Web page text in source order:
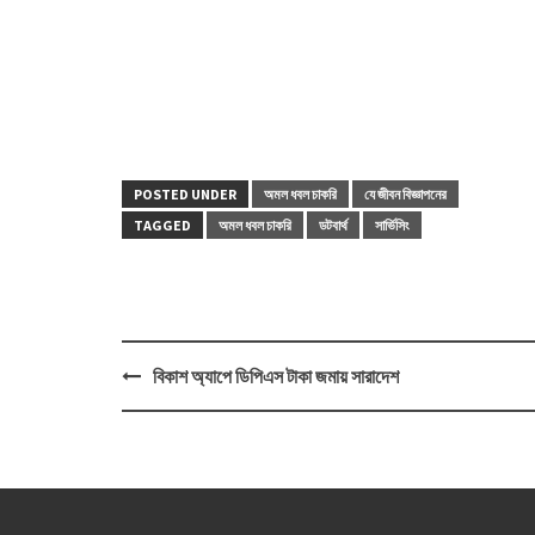
POSTED UNDER অমল ধবল চাকরি
যে জীবন বিজ্ঞাপনের
TAGGED
অমল ধবল চাকরি ডটবার্থ সার্ভিসিং
Postবিকাশ অ্যাপে ডিপিএস টাকা জমায় সারাদেশ